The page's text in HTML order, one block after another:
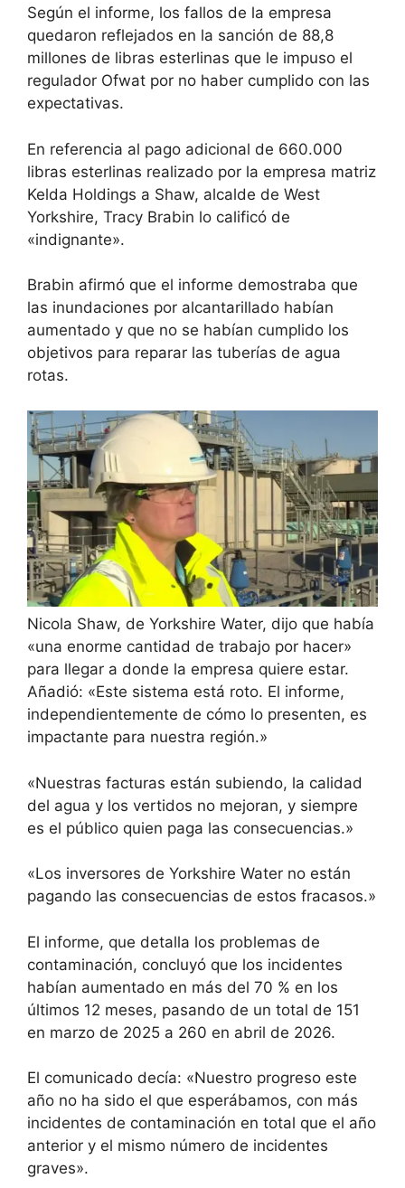
Según el informe, los fallos de la empresa
quedaron reflejados en la sanción de 88,8
millones de libras esterlinas que le impuso el
regulador Ofwat por no haber cumplido con las
expectativas.
En referencia al pago adicional de 660.000
libras esterlinas realizado por la empresa matriz
Kelda Holdings a Shaw, alcalde de West
Yorkshire, Tracy Brabin lo calificó de
«indignante».
Brabin afirmó que el informe demostraba que
las inundaciones por alcantarillado habían
aumentado y que no se habían cumplido los
objetivos para reparar las tuberías de agua
rotas.
Nicola Shaw, de Yorkshire Water, dijo que había
«una enorme cantidad de trabajo por hacer»
para llegar a donde la empresa quiere estar.
Añadió: «Este sistema está roto. El informe,
independientemente de cómo lo presenten, es
impactante para nuestra región.»
«Nuestras facturas están subiendo, la calidad
del agua y los vertidos no mejoran, y siempre
es el público quien paga las consecuencias.»
«Los inversores de Yorkshire Water no están
pagando las consecuencias de estos fracasos.»
El informe, que detalla los problemas de
contaminación, concluyó que los incidentes
habían aumentado en más del 70 % en los
últimos 12 meses, pasando de un total de 151
en marzo de 2025 a 260 en abril de 2026.
El comunicado decía: «Nuestro progreso este
año no ha sido el que esperábamos, con más
incidentes de contaminación en total que el año
anterior y el mismo número de incidentes
graves».